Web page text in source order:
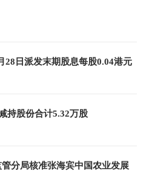
28日派发末期股息每股0.04港元
持股份合计5.32万股
分局核准张海宾中国农业发展